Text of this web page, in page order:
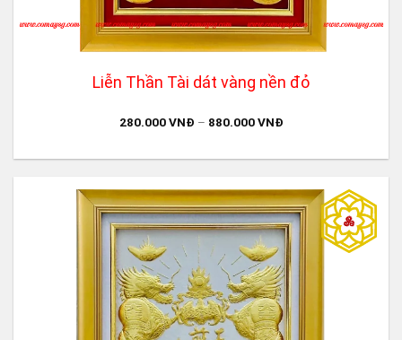
Liễn Thần Tài dát vàng nền đỏ
280.000VNĐ – 880.000VNĐ